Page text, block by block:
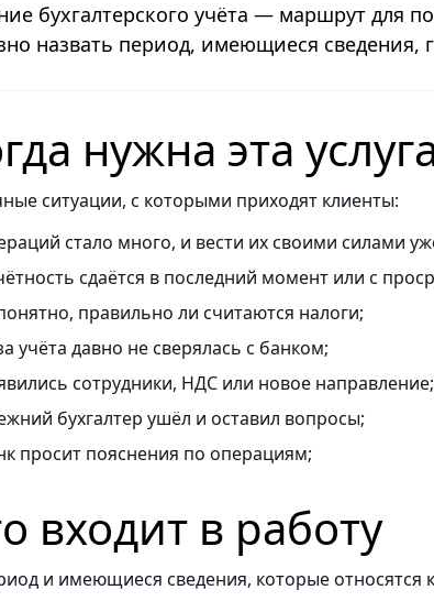
бухгалтерского учёта — маршрут для
назвать период, имеющиеся
нужна эта
ситуации, с которыми приходят клиенты:
стало много, и вести их своими силами
сдаётся в последний момент или с
правильно ли считаются налоги;
учёта давно не сверялась с банком;
сотрудники, НДС или новое направление;
бухгалтер ушёл и оставил вопросы;
просит пояснения по операциям;
входит в работу
и имеющиеся сведения, которые относятся